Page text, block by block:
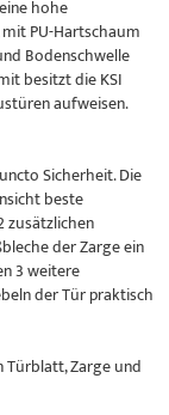
hohe
PU-Hartschaum
Bodenschwelle
besitzt die KSI
aufweisen.
Sicherheit. Die
beste
zusätzlichen
der Zarge ein
3 weitere
der Tür praktisch
Zarge und